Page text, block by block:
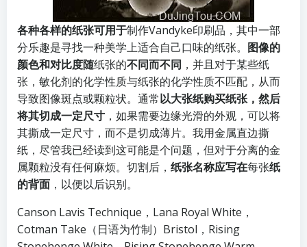
各种各样的纸张可用于制作Vandyke印刷品，其中一部
分乐趣是寻找一种美学上适合自己口味的纸张。 图像的
颜色和对比度随纸张的不同而不同 ，并且对于某些纸
张，敏化剂的化学性质与纸张的化学性质不匹配，从而
导致图像斑点或颗粒状。通常以大张纸购买纸张，然后
将其切成一定尺寸 ，如果需要边缘光滑的外观，可以将
其撕成一定尺寸，而不是切成薄片。我用金属直边撕
纸，尽管我已经读到这可能是个问题，但对于分离的金
属颗粒没有任何麻烦。切割后， 纸张名称应写在每张纸
的背面 ，以便以后识别。
Canson Lavis Technique，Lana Royal White，
Cotman Take（日语为竹制）Bristol，Rising